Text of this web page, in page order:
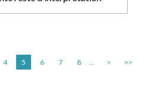
4 5 6 7 8 ... > >>